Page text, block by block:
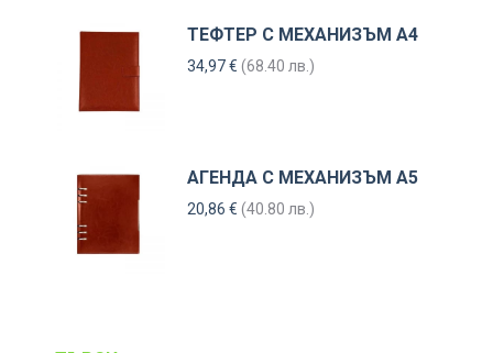
ТЕФТЕР С МЕХАНИЗЪМ А4
34,97€ (68.40 лв.)
АГЕНДА С МЕХАНИЗЪМ А5
20,86 € (40.80 лв.)